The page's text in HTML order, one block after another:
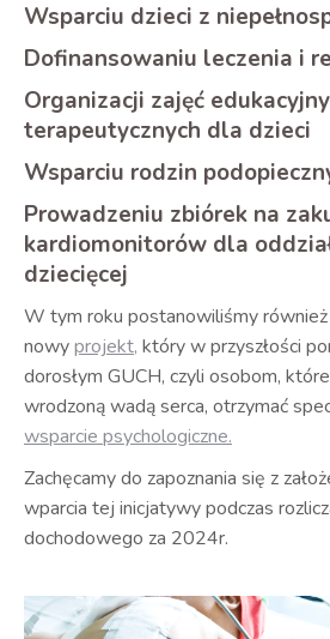
Wsparciu dzieci z
Dofinansowaniu leczenia i
Organizacji zajęć
terapeutycznych dla dzieci
Wsparciu rodzin
Prowadzeniu zbiórek na
kardiomonitorów dla
dziecięcej
W tym roku postanowiliśmy również
nowyprojekt, który w przyszłości
dorosłym GUCH, czyli osobom,
wrodzoną wadą serca, otrzymać
wsparcie psychologiczne.
Zachęcamy do zapoznania się z
wparcia tej inicjatywy podczas
dochodowego za 2024r.